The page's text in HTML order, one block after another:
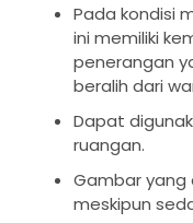
Pada kondisi
ini memiliki
penerangan
beralih dari
Dapat
ruangan.
Gambar yang
meskipun